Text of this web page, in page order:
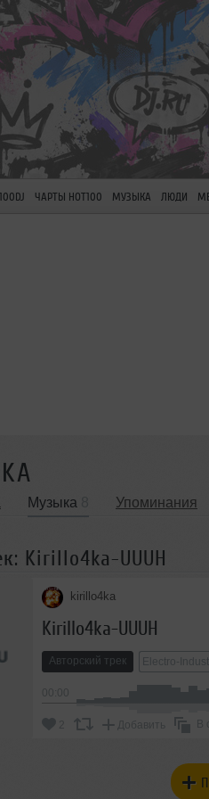
ЧАРТЫ HOT100 МУЗЫКА ЛЮДИ
Музыка Упоминания
Kirillo4ka-UUUH
kirillo4ka
Kirillo4ka-UUUH
Авторский трек Electro-
2 Добавить